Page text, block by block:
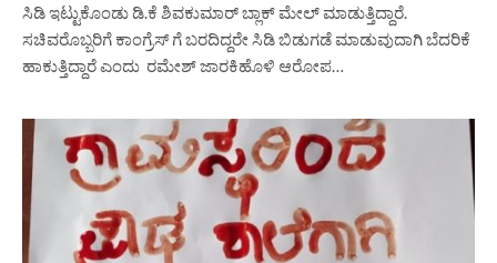
ಸಿಡಿ ಇಟ್ಟುಕೊಂಡು ಡಿ.ಕೆ ಶಿವಕುಮಾರ್ ಬ್ಲಾಕ್ ಮೇಲ್ ಮಾಡುತ್ತಿದ್ದಾರೆ.
ಸಚಿವರೊಬ್ಬರಿಗೆ ಕಾಂಗ್ರೆಸ್ ಗೆ ಬರದಿದ್ದರೇ ಸಿಡಿ ಬಿಡುಗಡೆ ಮಾಡುವುದಾಗಿ ಬೆದರಿಕೆ
ಹಾಕುತ್ತಿದ್ದಾರೆ ಎಂದು ರಮೇಶ್ ಜಾರಕಿಹೊಳಿ ಆರೋಪ…